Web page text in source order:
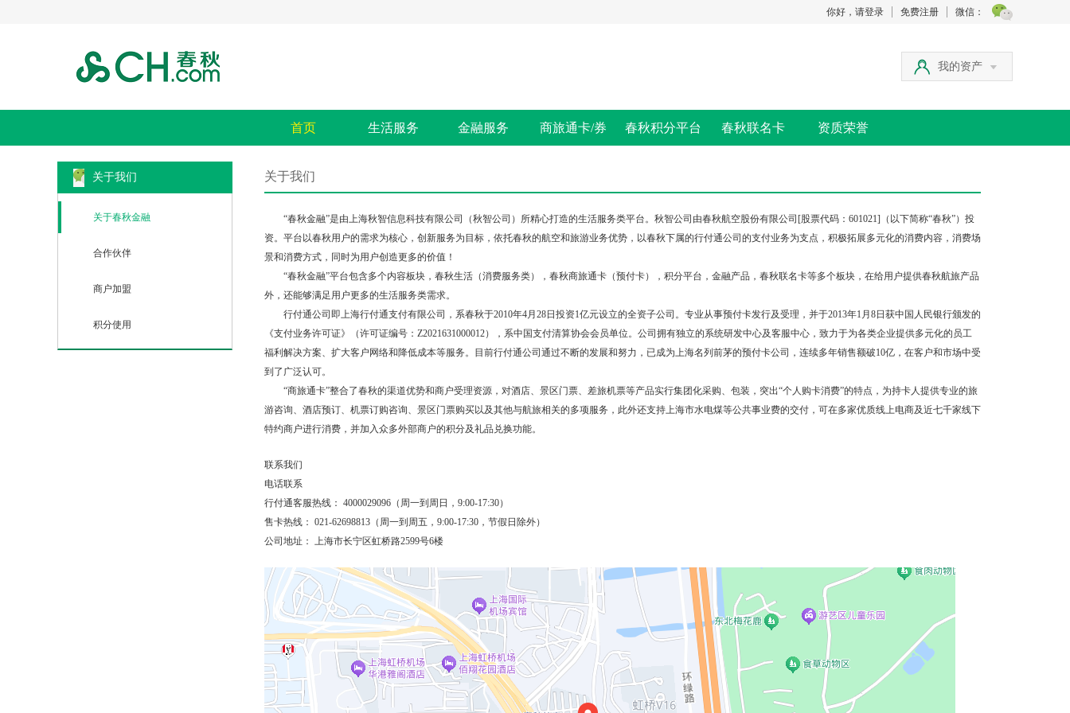
你好，请登录 免费注册 微信：
我的资产
首页 生活服务 金融服务 商旅通卡/券 春秋积分平台 春秋联名卡 资质荣誉
关于我们
关于春秋金融
合作伙伴
商户加盟
积分使用
关于我们
“春秋金融”是由上海秋智信息科技有限公司（秋智公司）所精心打造的生活服务类平台。秋智公司由春秋航空股份有限公司[股票代码：601021]（以下简称“春秋”）投
资。平台以春秋用户的需求为核心，创新服务为目标，依托春秋的航空和旅游业务优势，以春秋下属的行付通公司的支付业务为支点，积极拓展多元化的消费内容，消费场
景和消费方式，同时为用户创造更多的价值！
“春秋金融”平台包含多个内容板块，春秋生活（消费服务类），春秋商旅通卡（预付卡），积分平台，金融产品，春秋联名卡等多个板块，在给用户提供春秋航旅产品
外，还能够满足用户更多的生活服务类需求。
行付通公司即上海行付通支付有限公司，系春秋于2010年4月28日投资1亿元设立的全资子公司。专业从事预付卡发行及受理，并于2013年1月8日获中国人民银行颁发的
《支付业务许可证》（许可证编号：Z2021631000012），系中国支付清算协会会员单位。公司拥有独立的系统研发中心及客服中心，致力于为各类企业提供多元化的员工
福利解决方案、扩大客户网络和降低成本等服务。目前行付通公司通过不断的发展和努力，已成为上海名列前茅的预付卡公司，连续多年销售额破10亿，在客户和市场中受
到了广泛认可。
“商旅通卡”整合了春秋的渠道优势和商户受理资源，对酒店、景区门票、差旅机票等产品实行集团化采购、包装，突出“个人购卡消费”的特点，为持卡人提供专业的旅
游咨询、酒店预订、机票订购咨询、景区门票购买以及其他与航旅相关的多项服务，此外还支持上海市水电煤等公共事业费的交付，可在多家优质线上电商及近七千家线下
特约商户进行消费，并加入众多外部商户的积分及礼品兑换功能。
联系我们
电话联系
行付通客服热线： 4000029096（周一到周日，9:00-17:30）
售卡热线： 021-62698813（周一到周五，9:00-17:30，节假日除外）
公司地址： 上海市长宁区虹桥路2599号6楼